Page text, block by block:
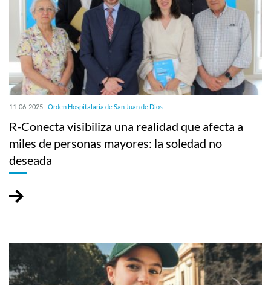
11-06-2025 -Orden Hospitalaria de San Juan de Dios
R-Conecta visibiliza una realidad que afecta a
miles de personas mayores: la soledad no
deseada